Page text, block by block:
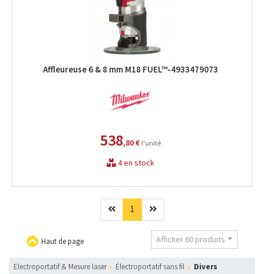
Affleureuse 6 & 8 mm M18 FUEL™-4933479073
538,80 € l'unité
4 en stock
Précédent
1 (current)Suivant
Haut de page Afficher 60 produits
Electroportatif & Mesure laser électroportatif sans fil divers